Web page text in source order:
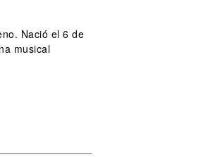
Nació el 6 de
musical